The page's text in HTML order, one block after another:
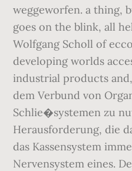
weggeworfen. a thing,
goes on the blink, all
Wolfgang Scholl of
developing worlds
industrial products
dem Verbund von
Schlie�systemen zu
Herausforderung, die
das Kassensystem
Nervensystem eines.